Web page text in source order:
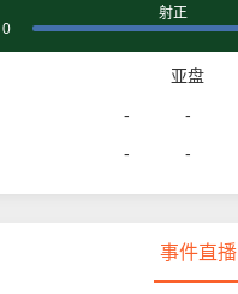
0
射正
亚盘
-
-
-
-
事件直播